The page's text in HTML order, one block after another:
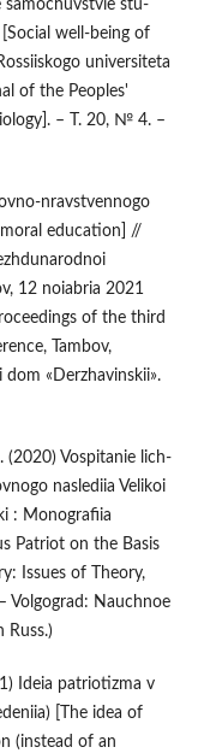
samochuvstvie stu-
well-being of
universiteta
of the Peoples'
– T. 20, № 4. –
nravstvennogo
education] //
12 noiabria 2021
of the third
Tambov,
«Derzhavinskii».
(2020) Vospitanie lich-
naslediia Velikoi
: Monografiia
Patriot on the Basis
Issues of Theory,
Volgograd: Nauchnoe
Russ.)
Ideia patriotizma v
[The idea of
(instead of an